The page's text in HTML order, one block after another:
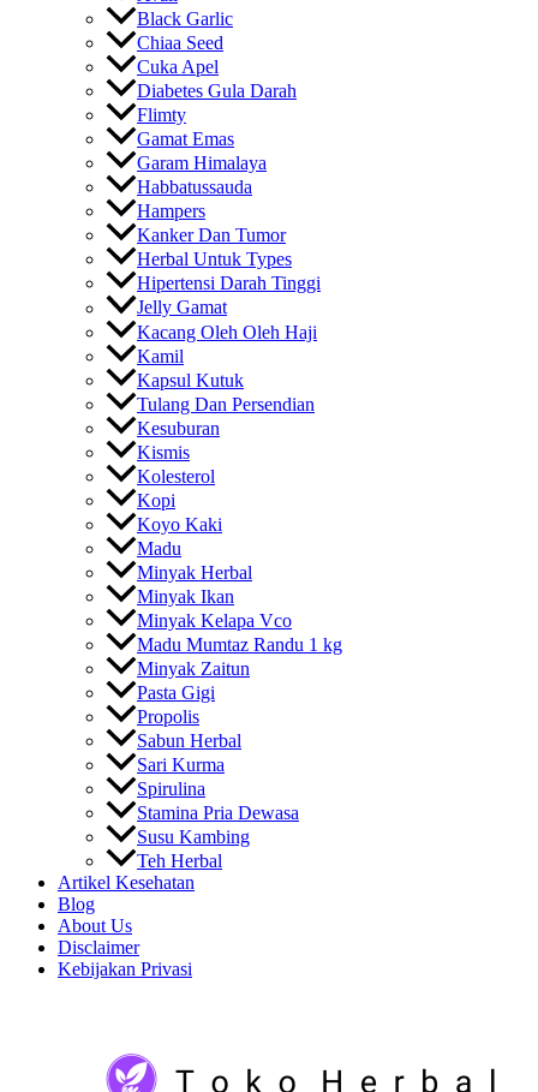
Black Garlic
Chiaa Seed
Cuka Apel
Diabetes Gula Darah
Flimty
Gamat Emas
Garam Himalaya
Habbatussauda
Hampers
Kanker Dan Tumor
Herbal Untuk Types
Hipertensi Darah Tinggi
Jelly Gamat
Kacang Oleh Oleh Haji
Kamil
Kapsul Kutuk
Tulang Dan Persendian
Kesuburan
Kismis
Kolesterol
Kopi
Koyo Kaki
Madu
Minyak Herbal
Minyak Ikan
Minyak Kelapa Vco
Madu Mumtaz Randu 1 kg
Minyak Zaitun
Pasta Gigi
Propolis
Sabun Herbal
Sari Kurma
Spirulina
Stamina Pria Dewasa
Susu Kambing
Teh Herbal
Artikel Kesehatan
Blog
About Us
Disclaimer
Kebijakan Privasi